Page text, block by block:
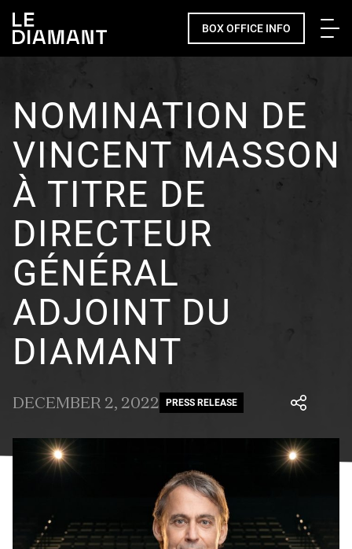
BOX OFFICE INFO
NOMINATION DE
VINCENT MASSON
À TITRE DE
DIRECTEUR
GÉNÉRAL
ADJOINT DU
DIAMANT
DECEMBER 2, 2022 PRESS RELEASE
Facebook
undefined
linkedin
undefined
twitter
undefined
Courriel